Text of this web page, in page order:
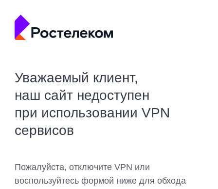
Уважаемый клиент,
наш сайт недоступен
при использовании VPN
сервисов
Пожалуйста, отключите VPN или
воспользуйтесь формой ниже для обхода